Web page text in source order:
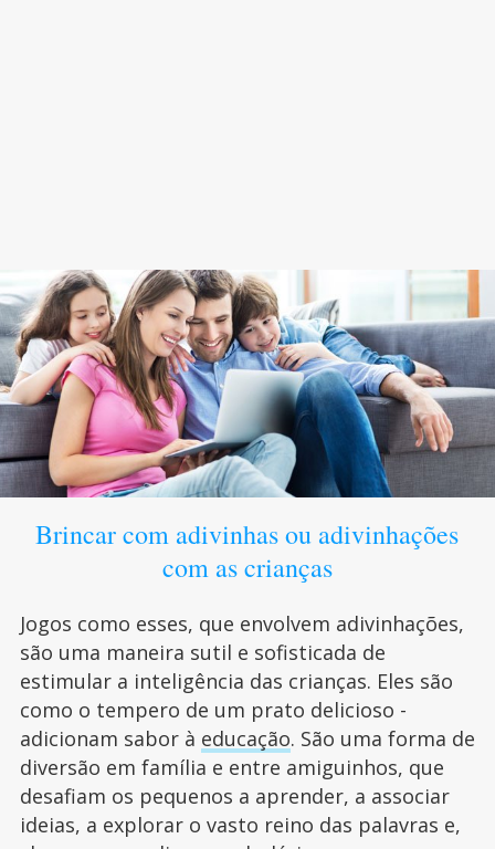
Brincar com adivinhas ou adivinhações
com as crianças
Jogos como esses, que envolvem adivinhações,
são uma maneira sutil e sofisticada de
estimular a inteligência das crianças. Eles são
como o tempero de um prato delicioso -
adicionam sabor à educação. São uma forma de
diversão em família e entre amiguinhos, que
desafiam os pequenos a aprender, a associar
ideias, a explorar o vasto reino das palavras e,